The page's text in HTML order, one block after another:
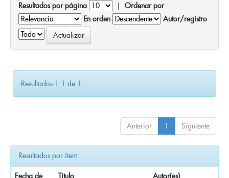
Resultados por página | Ordenar por
En orden
Autor/registro
Resultados 1-1 de 1.
Anterior 1 Siguiente
Resultados por ítem:
Fecha de
Título Autor(es)